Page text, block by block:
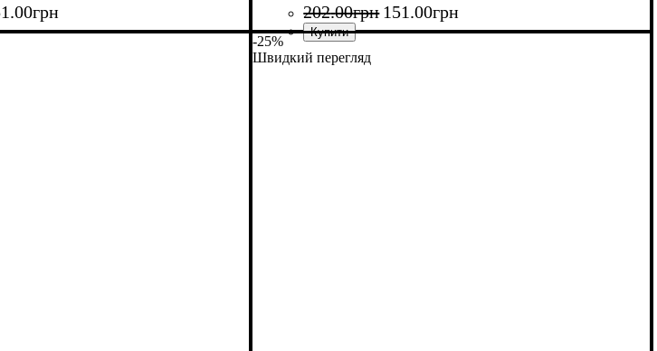
.00грн 202.00грн 151.00грн
-25%
Швидкий перегляд